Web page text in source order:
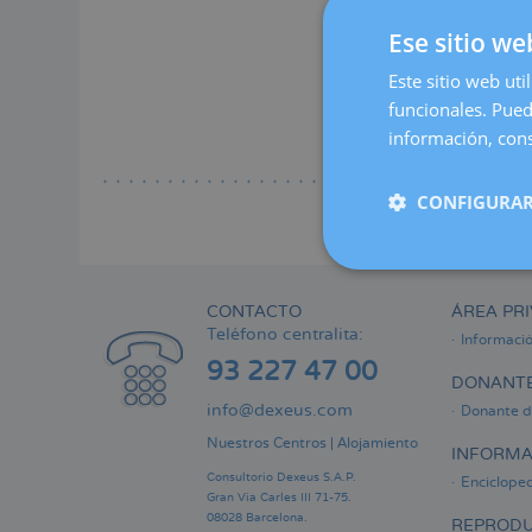
la
Lee
Se
CONTACTO
Teléfono centralita:
93 227 47 00
info@dexeus.com
Nuestros Centros Alojamiento
Consultorio Dexeus S.A.P.
Gran Via Carles III 71-75.
08028 Barcelona.
ÁREA
Donante
Ese sitio
Este sitio web
funcionales.
información,